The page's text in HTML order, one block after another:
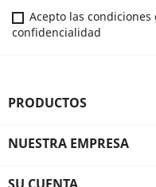
Acepto las
confidencialidad
PRODUCTOS
NUESTRA EMPRESA